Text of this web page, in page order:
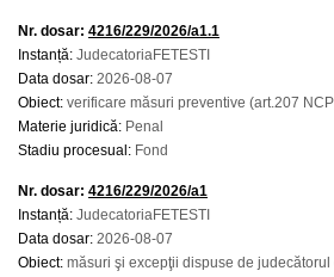
Nr. dosar: 4216/229/2026/a1.1
Instanță: JudecatoriaFETESTI
Data dosar: 2026-08-07
Obiect: verificare măsuri preventive (art.207
Materie juridică: Penal
Stadiu procesual: Fond
Nr. dosar: 4216/229/2026/a1
Instanță: JudecatoriaFETESTI
Data dosar: 2026-08-07
Obiect: măsuri şi excepţii dispuse de